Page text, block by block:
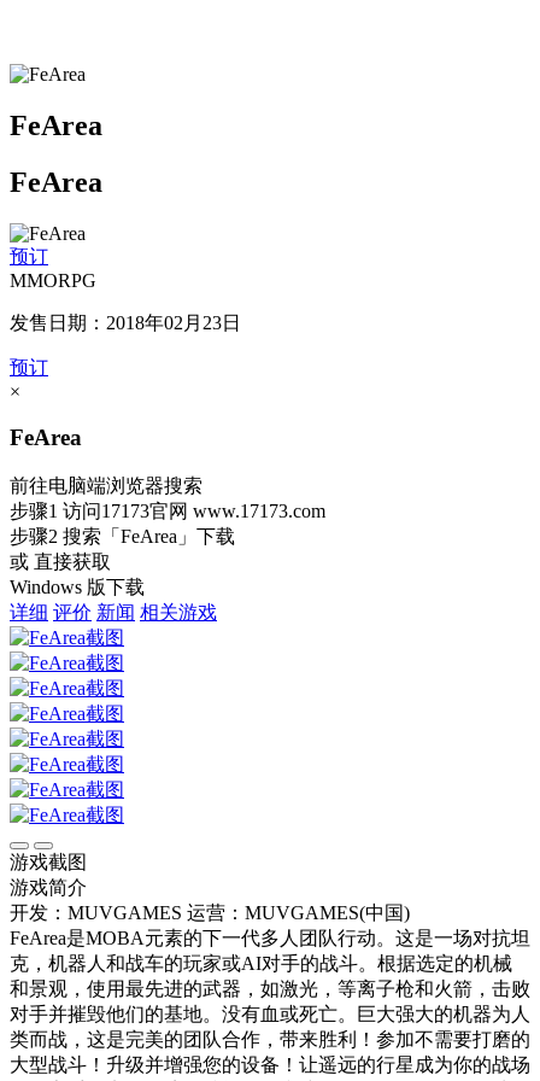
FeArea
FeArea
预订
MMORPG
发售日期：2018年02月23日
预订
×
FeArea
前往电脑端浏览器搜索
步骤1 访问17173官网 www.17173.com
步骤2 搜索 「FeArea」 下载
或 直接获取
Windows 版下载
详细 评价 新闻 相关游戏
游戏截图
游戏简介
开发：MUVGAMES 运营：MUVGAMES(中国)
FeArea是MOBA元素的下一代多人团队行动。这是一场对抗坦
克，机器人和战车的玩家或AI对手的战斗。根据选定的机械
和景观，使用最先进的武器，如激光，等离子枪和火箭，击败
对手并摧毁他们的基地。没有血或死亡。巨大强大的机器为人
类而战，这是完美的团队合作，带来胜利！参加不需要打磨的
大型战斗！升级并增强您的设备！让遥远的行星成为你的战场